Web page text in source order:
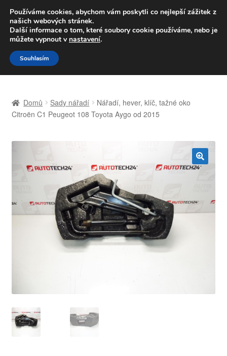
DOPRAVA od 139,-Kč
Volejte po-pá 9-16 704 494 494
Přeskočit
na
navigaci
Přejít
k
obsahu
Celosvětová doprava
Kontakt
Můj účet
Platby
Domů Sady nářadí
Nářadí, hever, klíč, tažné oko
Citroën C1 Peugeot 108 Toyota Aygo od 2015
🔍
Používáme cookies, abychom vám poskytli co nejlepší zážitek z
našich webových stránek.
Další informace o tom, které soubory cookie používáme, nebo je
můžete vypnout v nastavení.
Souhlasím